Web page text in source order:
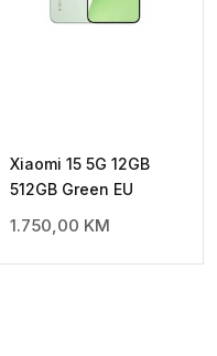
Xiaomi 15 5G 12GB
512GB Green EU
1.750,00 KM